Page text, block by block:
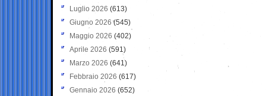
Luglio 2026 (613)
Giugno 2026 (545)
Maggio 2026 (402)
Aprile 2026 (591)
Marzo 2026 (641)
Febbraio 2026 (617)
Gennaio 2026 (652)